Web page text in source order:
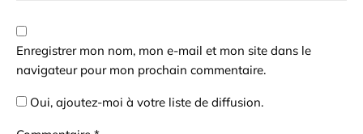
Enregistrer mon nom, mon e-mail et mon site dans le
navigateur pour mon prochain commentaire.
Oui, ajoutez-moi à votre liste de diffusion.